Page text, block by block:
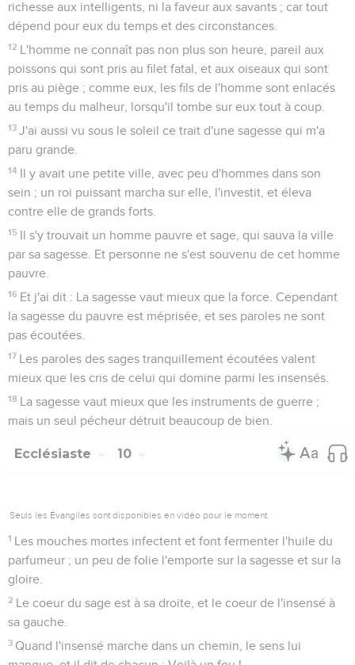
richesse aux intelligents, ni la faveur aux savants ; car tout
dépend pour eux du temps et des circonstances.
12 L'homme ne connaît pas non plus son heure, pareil aux
poissons qui sont pris au filet fatal, et aux oiseaux qui sont
pris au piège ; comme eux, les fils de l'homme sont enlacés
au temps du malheur, lorsqu'il tombe sur eux tout à coup.
13 J'ai aussi vu sous le soleil ce trait d'une sagesse qui m'a
paru grande.
14 Il y avait une petite ville, avec peu d'hommes dans son
sein ; un roi puissant marcha sur elle, l'investit, et éleva
contre elle de grands forts.
15 Il s'y trouvait un homme pauvre et sage, qui sauva la ville
par sa sagesse. Et personne ne s'est souvenu de cet homme
pauvre.
16 Et j'ai dit : La sagesse vaut mieux que la force. Cependant
la sagesse du pauvre est méprisée, et ses paroles ne sont
pas écoutées.
17 Les paroles des sages tranquillement écoutées valent
mieux que les cris de celui qui domine parmi les insensés.
18 La sagesse vaut mieux que les instruments de guerre ;
mais un seul pécheur détruit beaucoup de bien.
Ecclésiaste 10
Seuls les Évangiles sont disponibles en vidéo pour le moment.
1 Les mouches mortes infectent et font fermenter l'huile du
parfumeur ; un peu de folie l'emporte sur la sagesse et sur la
gloire.
2 Le coeur du sage est à sa droite, et le coeur de l'insensé à
sa gauche.
3 Quand l'insensé marche dans un chemin, le sens lui